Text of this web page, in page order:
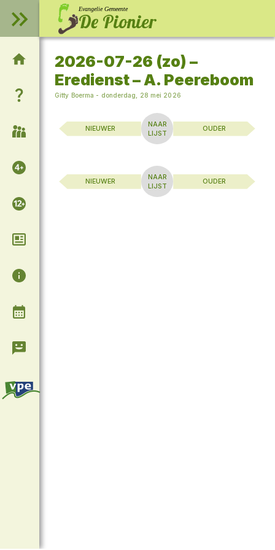
Evangelie Gemeente
De Pionier
2026-07-26 (zo) –
Eredienst – A. Peereboom
Gitty Boerma - donderdag, 28 mei 2026
NIEUWER
NAAR
LIJST
OUDER
NIEUWER
NAAR
LIJST
OUDER
Welkom op onze website!
Wie zijn wij?
Samenkomsten